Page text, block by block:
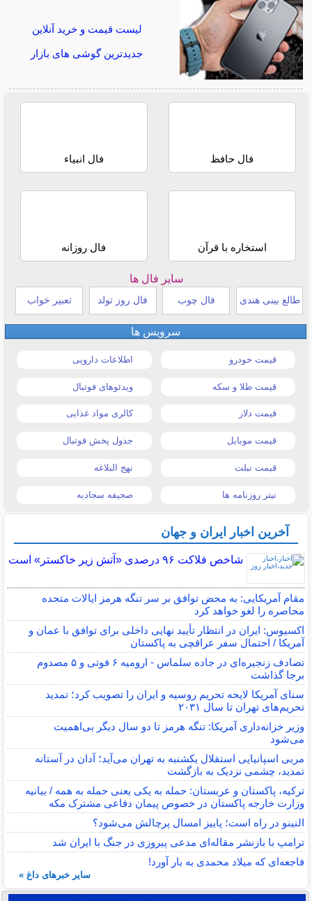
لیست قیمت و خرید آنلاین
جدیدترین گوشی های بازار
فال حافظ فال انبیاء
استخاره با قرآن فال روزانه
سایر فال ها
طالع بینی هندی فال چوب فال روز تولد تعبیر خواب
سرویس ها
قیمت خودرو اطلاعات دارویی
قیمت طلا و سکه ویدئوهای فوتبال
قیمت دلار کالری مواد غذایی
قیمت موبایل جدول پخش فوتبال
قیمت تبلت نهج البلاغه
تیتر روزنامه ها صحیفه سجادیه
آخرین اخبار ایران و جهان
شاخص فلاکت ۹۶ درصدی «آتش زیر خاکستر» است
مقام آمریکایی: به محض توافق بر سر تنگه هرمز ایالات متحده
محاصره را لغو خواهد کرد
اکسیوس: ایران در انتظار تأیید نهایی داخلی برای توافق با عمان و
آمریکا / احتمال سفر عراقچی به پاکستان
تصادف زنجیره‌ای در جاده سلماس - ارومیه ۶ فوتی و ۵ مصدوم
برجا گذاشت
سنای آمریکا لایحه تحریم روسیه و ایران را تصویب کرد؛ تمدید
تحریم‌های تهران تا سال ۲۰۳۱
وزیر خزانه‌داری آمریکا: تنگه هرمز تا دو سال دیگر بی‌اهمیت
می‌شود
مربی اسپانیایی استقلال یکشنبه به تهران می‌آید؛ آدان در آستانه
تمدید، چشمی نزدیک به بازگشت
ترکیه، پاکستان و عربستان: حمله به یکی یعنی حمله به همه / بیانیه
وزارت خارجه پاکستان در خصوص پیمان دفاعی مشترک مکه
النینو در راه است؛ پاییز امسال پرچالش می‌شود؟
ترامپ با بازنشر مقاله‌ای مدعی پیروزی در جنگ با ایران شد
فاجعه‌ای که میلاد محمدی به بار آورد!
سایر خبرهای داغ »